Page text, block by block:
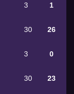
3 1
30 26
3 0
30 23